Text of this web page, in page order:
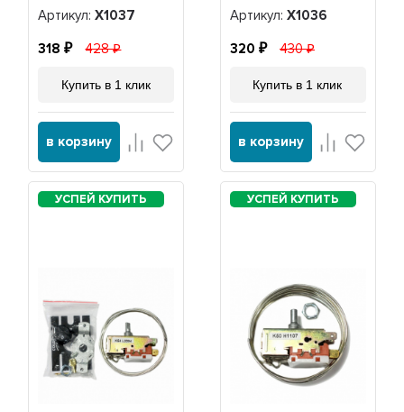
Артикул:Х1037
318 428
Купить в 1 клик
в корзину
Артикул: Х1036
320 430
Купить в 1 клик
в корзину